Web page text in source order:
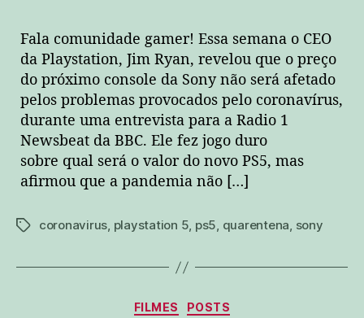
Fala comunidade gamer! Essa semana o CEO
da Playstation, Jim Ryan, revelou que o preço
do próximo console da Sony não será afetado
pelos problemas provocados pelo coronavírus,
durante uma entrevista para a Radio 1
Newsbeat da BBC. Ele fez jogo duro
sobre qual será o valor do novo PS5, mas
afirmou que a pandemia não […]
tagscoronavirus, playstation 5, ps5, quarentena, sony
Categorias
FILMES POSTS